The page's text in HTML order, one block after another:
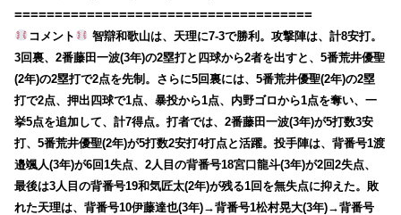
=====================================
コメント
智辯和歌山は、天理に7-3で勝利。攻撃陣は、計8安打。
3回裏、2番藤田一波(3年)の2塁打と四球から2者を出すと、5番荒井優聖
(2年)の2塁打で2点を先制。さらに5回裏には、5番荒井優聖(2年)の2塁
打で2点、押出四球で1点、暴投から1点、内野ゴロから1点を奪い、一
挙5点を追加して、計7得点。打者では、2番藤田一波(3年)が5打数3安
打、5番荒井優聖(2年)が5打数2安打4打点と活躍。投手陣は、背番号1渡
邉颯人(3年)が6回1失点、2人目の背番号18宮口龍斗(3年)が2回2失点、
最後は3人目の背番号19和気匠太(2年)が残る1回を無失点に抑えた。敗
れた天理は、背番号10伊藤達也(3年)→背番号1松村晃大(3年)→背番号